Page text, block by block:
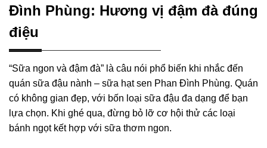
Đình Phùng: Hương vị đậm đà đúng
điệu
“Sữa ngon và đậm đà” là câu nói phổ biến khi nhắc đến
quán sữa đậu nành – sữa hạt sen Phan Đình Phùng. Quán
có không gian đẹp, với bốn loại sữa đậu đa dạng để bạn
lựa chọn. Khi ghé qua, đừng bỏ lỡ cơ hội thử các loại
bánh ngọt kết hợp với sữa thơm ngon.